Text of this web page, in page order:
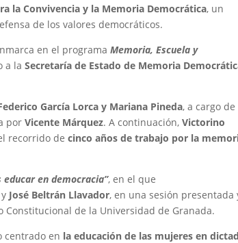
la Convivencia y la Memoria Democrática, un
de los valores democráticos.
en el programaMemoria, Escuela y
a laSecretaría de Estado de Memoria
García Lorca y Mariana Pineda, a cargo de
porVicente Márquez. A continuación,Victorino
recorrido decinco años de trabajo por la
educar en democracia”, en el que
y José Beltrán Llavador, en una sesión presentada
Constitucional de la Universidad de Granada.
centrado en la educación de las mujeres en